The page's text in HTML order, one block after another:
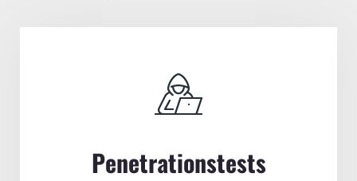
Penetrationstests